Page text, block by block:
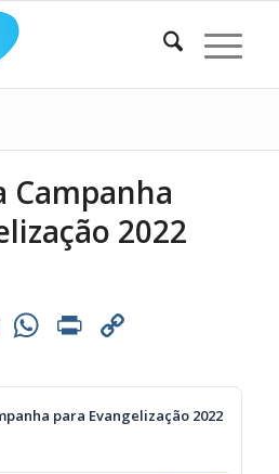
Campanha
2022
Pinterest
WhatsApp
Print
para Evangelização 2022